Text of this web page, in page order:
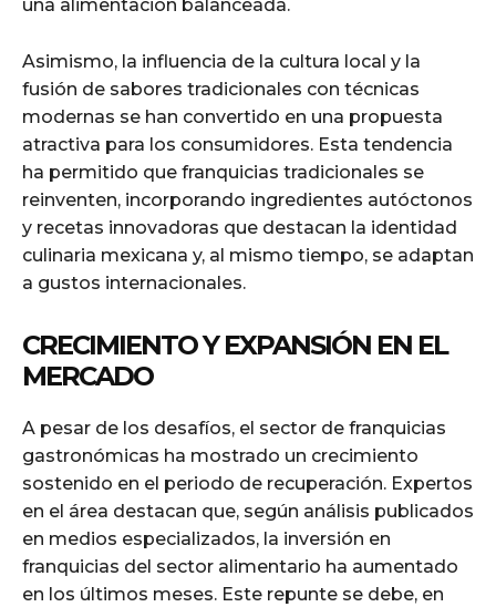
una alimentación balanceada.
Asimismo, la influencia de la cultura local y la
fusión de sabores tradicionales con técnicas
modernas se han convertido en una propuesta
atractiva para los consumidores. Esta tendencia
ha permitido que franquicias tradicionales se
reinventen, incorporando ingredientes autóctonos
y recetas innovadoras que destacan la identidad
culinaria mexicana y, al mismo tiempo, se adaptan
a gustos internacionales.
CRECIMIENTO Y EXPANSIÓN EN EL
MERCADO
A pesar de los desafíos, el sector de franquicias
gastronómicas ha mostrado un crecimiento
sostenido en el periodo de recuperación. Expertos
en el área destacan que, según análisis publicados
en medios especializados, la inversión en
franquicias del sector alimentario ha aumentado
en los últimos meses. Este repunte se debe, en